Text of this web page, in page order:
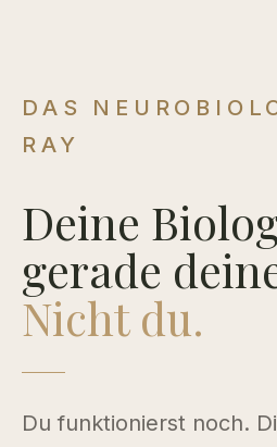
DAS
RAY
Deine
gerade
Nicht du.
Du funktionierst noch.